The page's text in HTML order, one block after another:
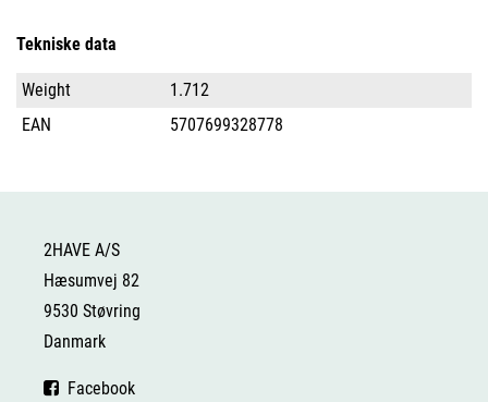
Tekniske data
Weight
1.712
EAN
5707699328778
2HAVE A/S
Hæsumvej 82
9530 Støvring
Danmark
Facebook